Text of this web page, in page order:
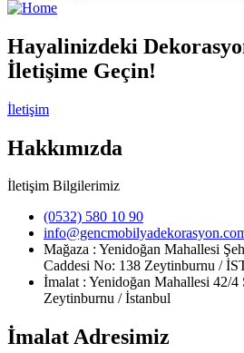
Hayalinizdeki
İletişime Geçin!
İletişim
Hakkımızda
İletişim Bilgilerimiz
(0532) 580 10 90
Mağaza : Yenidoğan Mahallesi
Caddesi No: 138 Zeytinburnu /
İmalat : Yenidoğan Mahallesi 42/
Zeytinburnu / İstanbul
İmalat Adresimiz